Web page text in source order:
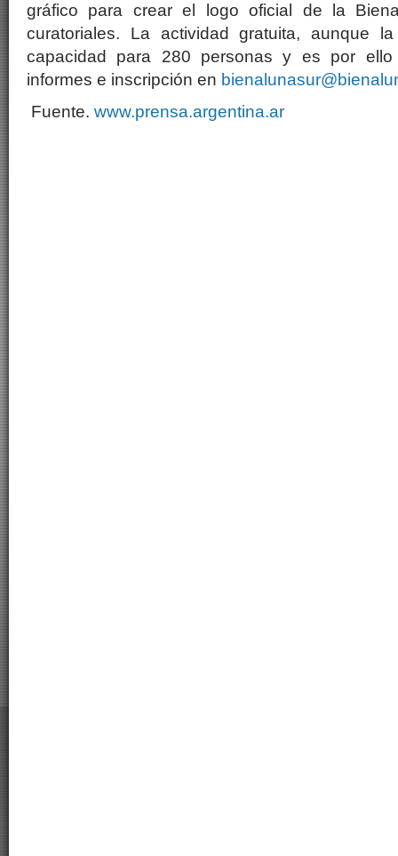
gráfico para crear el logo oficial de la
curatoriales. La actividad gratuita, aunque
capacidad para 280 personas y es por
informes e inscripción en
Fuente. www.prensa.argentina.ar